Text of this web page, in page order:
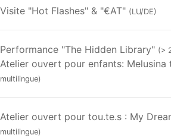
Visite "Hot Flashes" & "€AT" (LU/DE)
Performance "The Hidden Library" (>
Atelier ouvert pour enfants: Melusina
multilingue)
Atelier ouvert pour tou.te.s : My
multilingue)